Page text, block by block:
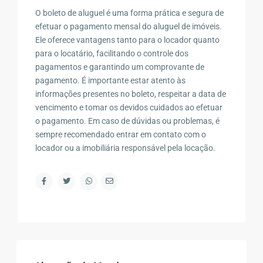
O boleto de aluguel é uma forma prática e segura de
efetuar o pagamento mensal do aluguel de imóveis.
Ele oferece vantagens tanto para o locador quanto
para o locatário, facilitando o controle dos
pagamentos e garantindo um comprovante de
pagamento. É importante estar atento às
informações presentes no boleto, respeitar a data de
vencimento e tomar os devidos cuidados ao efetuar
o pagamento. Em caso de dúvidas ou problemas, é
sempre recomendado entrar em contato com o
locador ou a imobiliária responsável pela locação.